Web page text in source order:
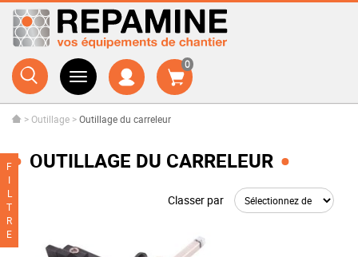
0
F
I
L
T
R
E
>Outillage >Outillage du carreleur
OUTILLAGE DU CARRELEUR
Classer par